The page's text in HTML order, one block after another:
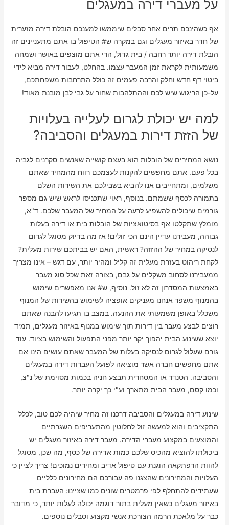
על מעברי דירה במעגלים
אף כשהינכם תרים אחר סבלים שיממשו למענכם הובלת דירה מזערית
של חדר באיזור מעגלים וגם במקרה ש# הטיפול בו אתם מתעניינים זה
הובלת דירה יותר רחבה / בית גדול, הרי אתם מוצפים באושר ושמחה
משמעותית לקראת זמן המעבר עצמו. בהחלט, לעבור דירה מביא לידי
ביטוי דף חדש וחלק והרבה פעמים זה כולל התרחבות משפחתכם,
על-כן הריגוש שיש לכם וההתלהבות שחור על גבי לבן מובנת מאוד!
למה יש יכולת לגרום לעלייה בעלויות
של הזזת דירות במעגלים והסביבה?
נושא המחירים של הובלות הוא בעצם קושייה שאנשים סקרנים לגביה
בכל פעם. אתם מחפשים להקנות לעצמכם רווח מהמחיר שאתם
משלמים, ומתחייבים אנו להביא בשבילכם את השירות השלם
בתמורה לכסף ששמתם. בנוסף, ראוי שתכניסו לראש שיש גם מספר
גורמים שיכולים להשפיע לרעה על המחיר של המעבר שלכם. ד"א,
מומלץ שתקלטו אף בסיטואציות של הובלות בית או דירה בעלות
גבוהה, מעבירנו עדיין הינם הכי זולים! אז מה בדיוק מסוגל לגרום
לנסיקה במחיר של ההזזה? ראשית, האם יש בביתכם שירות מעלית?
לקחת ריהוט בעזרת מעלית זה קליל ומהיר יותר, עם דגש – אינו מצריך
ממעבירנו לסחוב משקלים על גבם, בצורה זאת שכל סוג מעבר
באמצעות המסדרון זה לא זול. נוסיף, ש# אנו מאפשרים שימוש
בהמנוף משפר אנחנו מעניקים אופציה לשימוש בהשירות של המנוף
משכלל באופן משמעותי את ההנעה. במצב בו תגיעו להבנה שאתם
רוצים לבצע מעבר בין דירות תוך שימוש במנוף באיזור מעגלים, תמיד
יוצא ששינוע הבית יהפוך יקר יותר מפני התפעול והשימוש בציוד. עוד
גורם שעלול לגרום לנסיקה בעלות של המעבר שאתם עושים הינו אם
אתם מחפשים חברה אשר מוציאה לפועל העברות דירה במעגלים
והסביבה. הטנדר או המסחרית תבצע חניה בכמות מסוימת של נ"צ,
וכמו קסם, מעבר הבית מתארך וע"י כך יקרה יותר.
שינוע דירה במעגלים והסביבה דרכנו זה מחיר שיהיה לכם טוב, לכלל
התקציבים והוא למעשה זול לחלוטין מהתעריפים השגרתיים
והמוצעים במקצוע מעברי הדירה. מעבר דירה באיזור מעגלים יש
ביכולתו להוציא מהכיס שלכם כמות אדירה של כסף, מה שכן, מסוגל
להוות הרפתקאה הוגנת עם טיפול אדיב ומחירים נמוכים! צריך לציין כי
העלויות והמחירונים שהצגנו פה עבורכם הם מחירונים כלליים
שעתידים להתחלף לפי פרמטרים שונים כמו שציינו: העברת בית
באיזור מעגלים כשאין מעלית בתור דוגמה יכולה לעלות יותר, כי מדובר
כבר על מלאכת הרמה הצורכת אנשי מקצוע וסבלים נוספים.